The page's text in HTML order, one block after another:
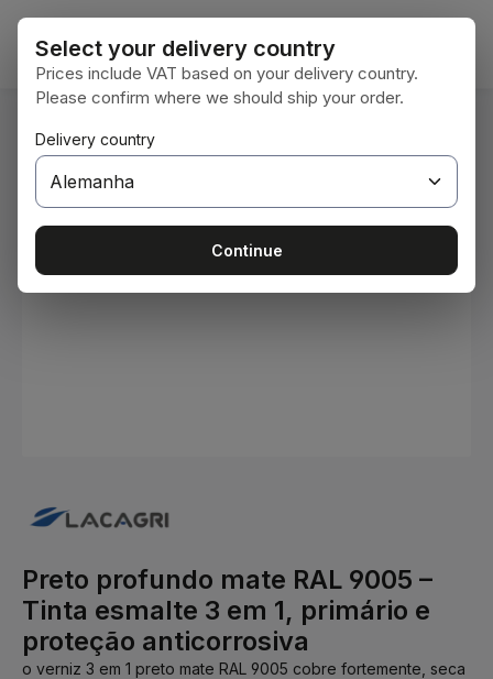
Ir para o conteúdo principal
Você está aqui: Home
Preto profundo mate RAL 9005 –
Tinta esmalte 3 em 1, primário e
proteção anticorrosiva
o verniz 3 em 1 preto mate RAL 9005 cobre fortemente, seca
Select your delivery country
Prices include VAT based on your delivery country.
Please confirm where we should ship your order.
Delivery country
Continue